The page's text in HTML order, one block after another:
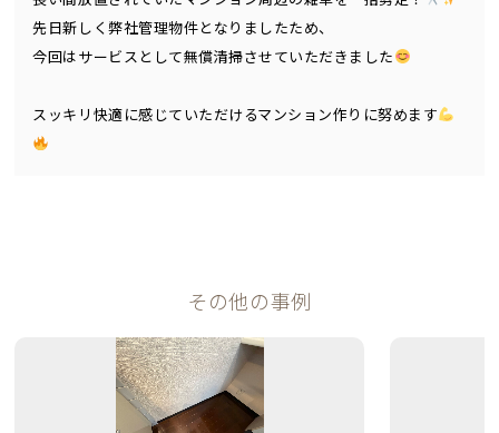
先日新しく弊社管理物件となりましたため、
今回はサービスとして無償清掃させていただきました
スッキリ快適に感じていただけるマンション作りに努めます
その他の事例